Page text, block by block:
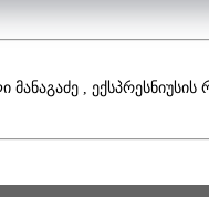
მანაგაძე ,